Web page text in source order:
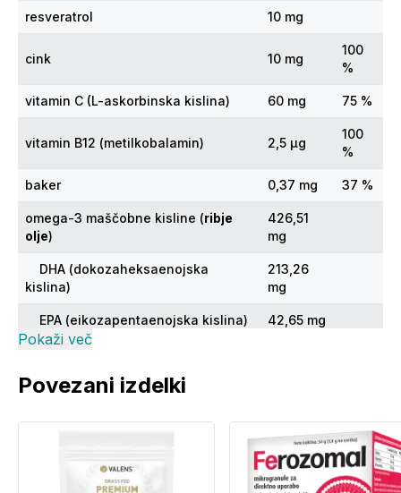
resveratrol 10 mg
cink 10 mg
100
%
vitamin C (L-askorbinska kislina) 60 mg 75 %
vitamin B12 (metilkobalamin) 2,5 µg
100
%
baker 0,37 mg 37 %
omega-3 maščobne kisline (ribje
olje)
426,51
mg
DHA (dokozaheksaenojska
kislina)
213,26
mg
EPA (eikozapentaenojska kislina) 42,65 mg
*Priporočen dnevni vnos.
olje (omega-3 maščobne kisline, EPA/DHA:
Pokaži več
Povezani izdelki